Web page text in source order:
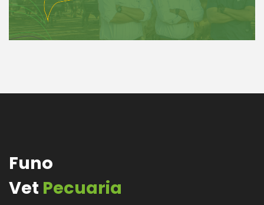
Funo
Vet Pecuaria